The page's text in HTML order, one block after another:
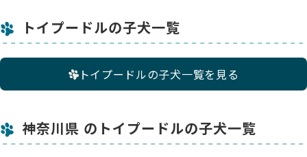
トイプードルの子犬一覧
トイプードルの子犬一覧を見る
神奈川県 のトイプードルの子犬一覧